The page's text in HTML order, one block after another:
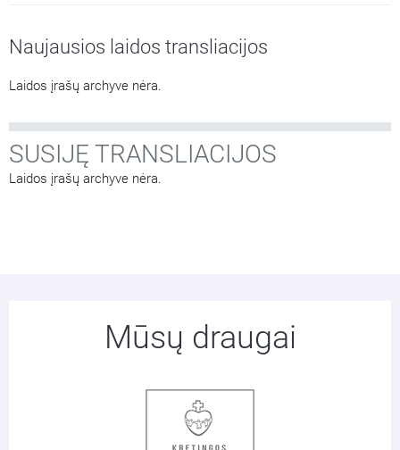
Naujausios laidos transliacijos
Laidos įrašų archyve nėra.
SUSIJĘ TRANSLIACIJOS
Laidos įrašų archyve nėra.
Mūsų draugai